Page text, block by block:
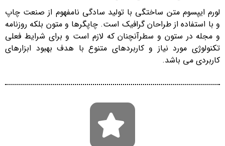
لورم ایپسوم متن ساختگی با تولید سادگی نامفهوم از صنعت چاپ
و با استفاده از طراحان گرافیک است. چاپگرها و متون بلکه روزنامه
و مجله در ستون و سطرآنچنان که لازم است و برای شرایط فعلی
تکنولوژی مورد نیاز و کاربردهای متنوع با هدف بهبود ابزارهای
کاربردی می باشد.